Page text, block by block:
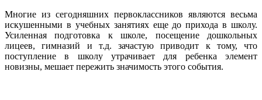
Многие из сегодняшних первоклассников являются весьма
искушенными в учебных занятиях еще до прихода в школу.
Усиленная подготовка к школе, посещение дошкольных
лицеев, гимназий и т.д. зачастую приводит к тому, что
поступление в школу утрачивает для ребенка элемент
новизны, мешает пережить значимость этого события.